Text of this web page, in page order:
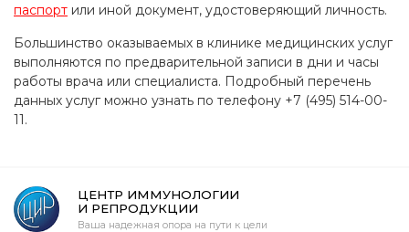
паспорт или иной документ, удостоверяющий личность.
Большинство оказываемых в клинике медицинских услуг
выполняются по предварительной записи в дни и часы
работы врача или специалиста. Подробный перечень
данных услуг можно узнать по телефону +7 (495) 514-00-
11.
ЦЕНТР ИММУНОЛОГИИ
И РЕПРОДУКЦИИ
Ваша надежная опора на пути к цели